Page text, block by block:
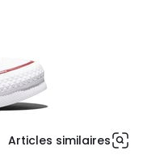
Articles similaires